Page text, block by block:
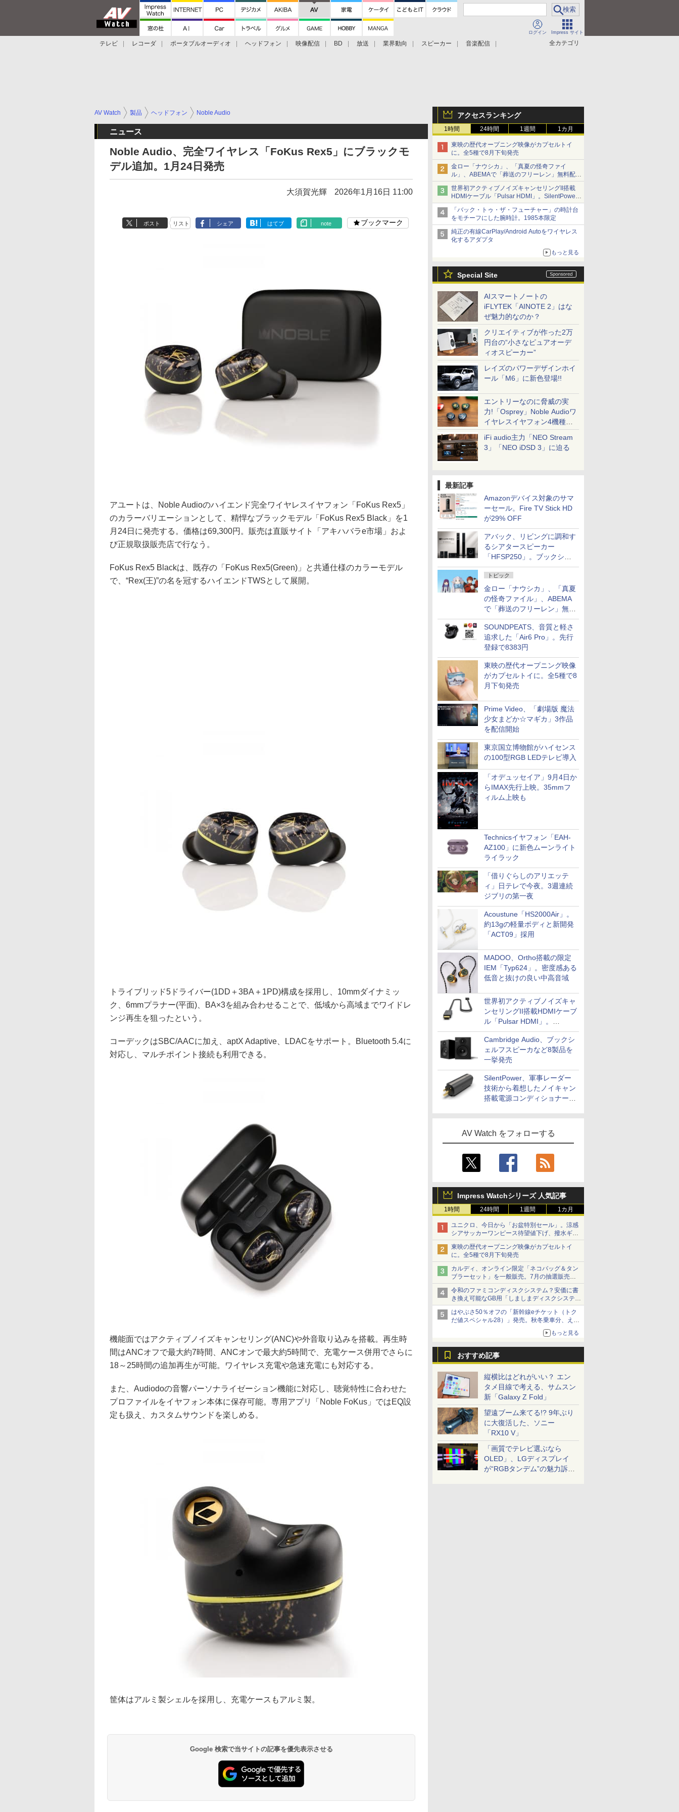
ログイン Impress サイト
全カテゴリ
テレビ レコーダ ポータブルオーディオ ヘッドフォン 映像配信 BD 放送 業界動向 スピーカー
音楽配信
アクセスランキング
1時間 24時間 1週間 1カ月
東映の歴代オープニング映像がカプセルトイ
に。全5種で8月下旬発売
金ロー「ナウシカ」、「真夏の怪奇ファイ
ル」、ABEMAで「葬送のフリーレン」無料配信
など。夏の特番・配信情報
世界初アクティブノイズキャンセリングII搭載
HDMIケーブル「Pulsar HDMI」。SilentPower
から
「バック・トゥ・ザ・フューチャー」の時計台
をモチーフにした腕時計。1985本限定
純正の有線CarPlay/Android Autoをワイヤレス
化するアダプタ
もっと見る
Special Site
AIスマートノートの
iFLYTEK「AINOTE 2」はな
ぜ魅力的なのか？
クリエイティブが作った2万
円台の“小さなピュアオーデ
ィオスピーカー”
レイズのパワーデザインホイ
ール「M6」に新色登場!!
エントリーなのに脅威の実
力!「Osprey」Noble Audioワ
イヤレスイヤフォン4機種を
一気に聴く
iFi audio主力「NEO Stream
3」「NEO iDSD 3」に迫る
最新記事
Amazonデバイス対象のサマ
ーセール。Fire TV Stick HD
が29% OFF
アバック、リビングに調和す
るシアタースピーカー
「HFSP250」。ブックシェ
ルフはペア3万円以下
トピック
金ロー「ナウシカ」、「真夏
の怪奇ファイル」、ABEMA
で「葬送のフリーレン」無料
配信など。夏の特番・配信情
報
SOUNDPEATS、音質と軽さ
追求した「Air6 Pro」。先行
登録で8383円
東映の歴代オープニング映像
がカプセルトイに。全5種で8
月下旬発売
Prime Video、「劇場版 魔法
少女まどか☆マギカ」3作品
を配信開始
東京国立博物館がハイセンス
の100型RGB LEDテレビ導入
「オデュッセイア」9月4日か
らIMAX先行上映。35mmフ
ィルム上映も
Technicsイヤフォン「EAH-
AZ100」に新色ムーンライト
ライラック
「借りぐらしのアリエッテ
ィ」日テレで今夜。3週連続
ジブリの第一夜
Acoustune「HS2000Air」。
約13gの軽量ボディと新開発
「ACT09」採用
MADOO、Ortho搭載の限定
IEM「Typ624」。密度感ある
低音と抜けの良い中高音域
世界初アクティブノイズキャ
ンセリングII搭載HDMIケーブ
ル「Pulsar HDMI」。
SilentPowerから
Cambridge Audio、ブックシ
ェルフスピーカなど8製品を
一挙発売
SilentPower、軍事レーダー
技術から着想したノイキャン
搭載電源コンディショナー
AV Watch をフォローする
Impress Watchシリーズ 人気記事
1時間 24時間 1週間 1カ月
ユニクロ、今日から「お盆特別セール」。涼感
シアサッカーワンピース待望値下げ、撥水ギア
ショーツは1990円に
東映の歴代オープニング映像がカプセルトイ
に。全5種で8月下旬発売
カルディ、オンライン限定「ネコバッグ＆タン
ブラーセット」を一般販売。7月の抽選販売の
当選無効分
令和のファミコンディスクシステム？安価に書
き換え可能なGB用「しましまディスクシステ
ム」
はやぶさ50％オフの「新幹線eチケット（トク
だ値スペシャル28）」発売。秋冬乗車分、えき
もっと見る
おすすめ記事
縦横比はどれがいい？ エン
タメ目線で考える、サムスン
新「Galaxy Z Fold」
望遠ブーム来てる!? 9年ぶり
に大復活した、ソニー
「RX10 V」
「画質でテレビ選ぶなら
OLED」、LGディスプレイ
が“RGBタンデム”の魅力訴
AV Watch 製品 ヘッドフォン Noble Audio
ニュース
Noble Audio、完全ワイヤレス「FoKus Rex5」にブラックモ
デル追加。1月24日発売
大須賀光輝 2026年1月16日 11:00
ポスト リスト シェア はてブ note ブックマーク
アユートは、Noble Audioのハイエンド完全ワイヤレスイヤフォン「FoKus Rex5」
のカラーバリエーションとして、精悍なブラックモデル「FoKus Rex5 Black」を1
月24日に発売する。価格は69,300円。販売は直販サイト「アキハバラe市場」およ
び正規取扱販売店で行なう。
FoKus Rex5 Blackは、既存の「FoKus Rex5(Green)」と共通仕様のカラーモデル
で、“Rex(王)”の名を冠するハイエンドTWSとして展開。
トライブリッド5ドライバー(1DD＋3BA＋1PD)構成を採用し、10mmダイナミッ
ク、6mmプラナー(平面)、BA×3を組み合わせることで、低域から高域までワイドレ
ンジ再生を狙ったという。
コーデックはSBC/AACに加え、aptX Adaptive、LDACをサポート。Bluetooth 5.4に
対応し、マルチポイント接続も利用できる。
機能面ではアクティブノイズキャンセリング(ANC)や外音取り込みを搭載。再生時
間はANCオフで最大約7時間、ANCオンで最大約5時間で、充電ケース併用でさらに
18～25時間の追加再生が可能。ワイヤレス充電や急速充電にも対応する。
また、Audiodoの音響パーソナライゼーション機能に対応し、聴覚特性に合わせた
プロファイルをイヤフォン本体に保存可能。専用アプリ「Noble FoKus」ではEQ設
定も扱え、カスタムサウンドを楽しめる。
筐体はアルミ製シェルを採用し、充電ケースもアルミ製。
Google 検索で当サイトの記事を優先表示させる